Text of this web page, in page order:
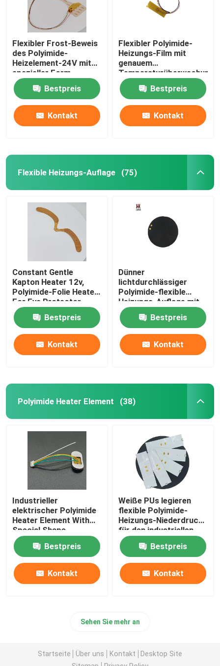
Flexibler Frost-Beweis
des Polyimide-
Heizelement-24V mit
spezieller Form
Bestpreis
Kontakt
Flexibler Polyimide-
Heizungs-Film mit
genauem
Temperaturüberwachung
Soem-ODM
Bestpreis
Kontakt
Flexible Heizungs-Auflage (75)
Constant Gentle
Kapton Heater 12v,
Polyimide-Folie Heater
For Eye Protector
Bestpreis
Kontakt
Dünner
lichtdurchlässiger
Polyimide-flexible
Heizungs-Auflage mit
genauer
Temperaturüberwachung
Bestpreis
Kontakt
Polyimide Heater Element (38)
Industrieller
elektrischer Polyimide
Heater Element With
Special Shape
Bestpreis
Kontakt
Weiße PUs legieren
flexible Polyimide-
Heizungs-Niederdruck
für den industriellen
Energie-Bergbau
Bestpreis
Kontakt
Sehen Sie mehr an
Startseite Über uns Kontakt
Desktop Site